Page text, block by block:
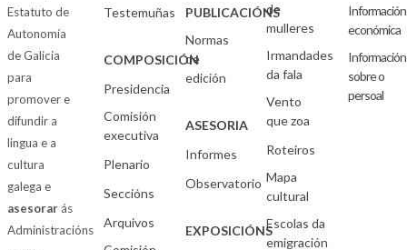
Estatuto de
Autonomía
de Galicia
para
promover e
difundir a
lingua e a
cultura
galega e
asesorarás
Administracións
Testemuñas
COMPOSICIÓN
Presidencia
Comisión
executiva
Plenario
Seccións
Arquivos
PUBLICACIÓNS
Normas
de
edición
ASESORIA
Informes
Observatorio
EXPOSICIÓNS
de
mulleres
Irmandades
da fala
Vento
que zoa
Roteiros
Mapa
cultural
Escolas da
emigración
Información
económica
Información
sobre o
persoal